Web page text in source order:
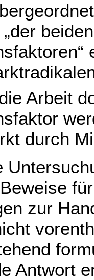
Arbeit
durch
zur
Antwort